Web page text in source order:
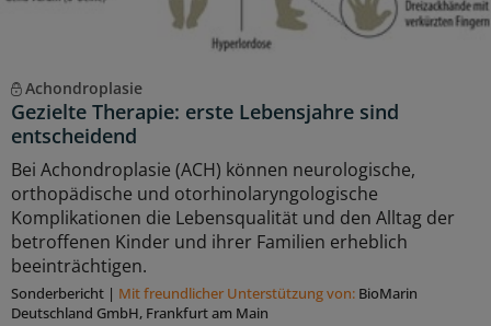
Achondroplasie
Gezielte Therapie: erste Lebensjahre sind
entscheidend
Bei Achondroplasie (ACH) können neurologische,
orthopädische und otorhinolaryngologische
Komplikationen die Lebensqualität und den Alltag der
betroffenen Kinder und ihrer Familien erheblich
beeinträchtigen.
Sonderbericht | Mit freundlicher Unterstützung von: BioMarin
Deutschland GmbH, Frankfurt am Main